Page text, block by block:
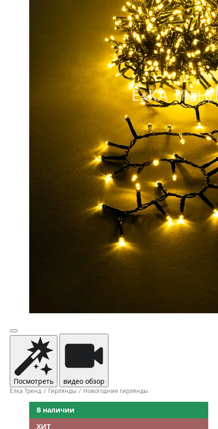
Посмотреть видео обзор
Ёлка Тренд Гирлянды Новогодние гирлянды
В наличии
ХИТ